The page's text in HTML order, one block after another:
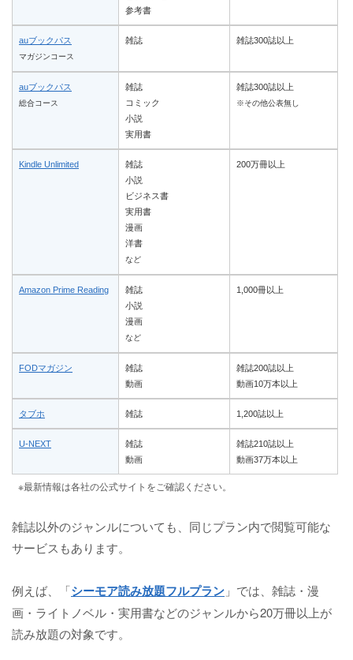
参考書
auブックパス
マガジンコース
雑誌 雑誌300誌以上
auブックパス
総合コース
雑誌
コミック
小説
実用書
雑誌300誌以上
※その他公表無し
Kindle Unlimited
雑誌
小説
ビジネス書
実用書
漫画
洋書
など
200万冊以上
Amazon Prime Reading
雑誌
小説
漫画
など
1,000冊以上
FODマガジン
雑誌
動画
雑誌200誌以上
動画10万本以上
タブホ 雑誌 1,200誌以上
U-NEXT
雑誌
動画
雑誌210誌以上
動画37万本以上
※最新情報は各社の公式サイトをご確認ください。
雑誌以外のジャンルについても、同じプラン内で閲覧可能な
サービスもあります。
例えば、「シーモア読み放題フルプラン 」では、雑誌・漫
画・ライトノベル・実用書などのジャンルから20万冊以上が
読み放題の対象です。